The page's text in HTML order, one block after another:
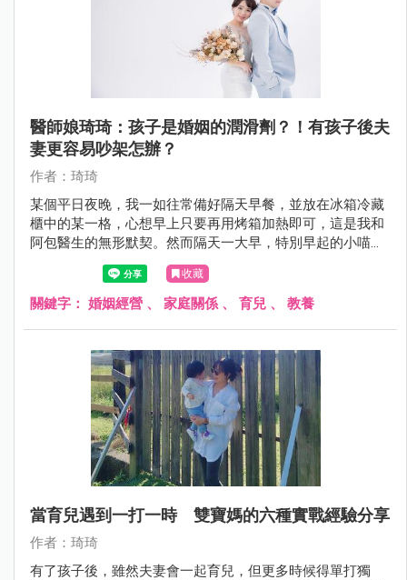
醫師娘琦琦：孩子是婚姻的潤滑劑？！有孩子後夫
妻更容易吵架怎辦？
作者：琦琦
某個平日夜晚，我一如往常備好隔天早餐，並放在冰箱冷藏
櫃中的某一格，心想早上只要再用烤箱加熱即可，這是我和
阿包醫生的無形默契。然而隔天一大早，特別早起的小喵先
叫醒阿包醫生，他就幫小喵和自己加熱冷凍包子。
收藏
關鍵字： 婚姻經營 、 家庭關係 、 育兒 、 教養
當育兒遇到一打一時 雙寶媽的六種實戰經驗分享
作者：琦琦
有了孩子後，雖然夫妻會一起育兒，但更多時候得單打獨